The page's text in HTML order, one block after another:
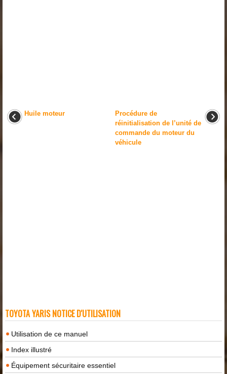
Huile moteur
Procédure de
réinitialisation de l’unité de
commande du moteur du
véhicule
TOYOTA YARIS NOTICE D'UTILISATION
Utilisation de ce manuel
Index illustré
Équipement sécuritaire essentiel